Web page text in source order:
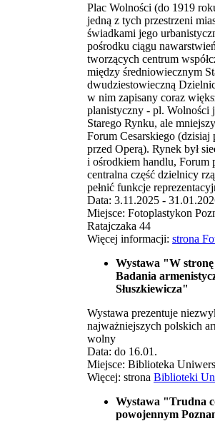
Plac Wolności (do 1919
jedną z tych przestrzeni
świadkami jego
pośrodku ciągu
tworzących centrum
między średniowiecznym
dwudziestowieczną
w nim zapisany coraz
planistyczny - pl. Wolności
Starego Rynku, ale
Forum Cesarskiego
przed Operą). Rynek był
i ośrodkiem handlu, Forum
centralna część dzielnicy
pełnić funkcje
Data: 3.11.2025 -
Miejsce: Fotoplastykon
Ratajczaka 44
Więcej informacji: strona
Wystawa "W
Badania
Słuszkiewicza"
Wystawa prezentuje
najważniejszych polskich
wolny
Data: do 16.01.
Miejsce: Biblioteka
Więcej: strona Biblioteki
Wystawa "Trudna
powojennym